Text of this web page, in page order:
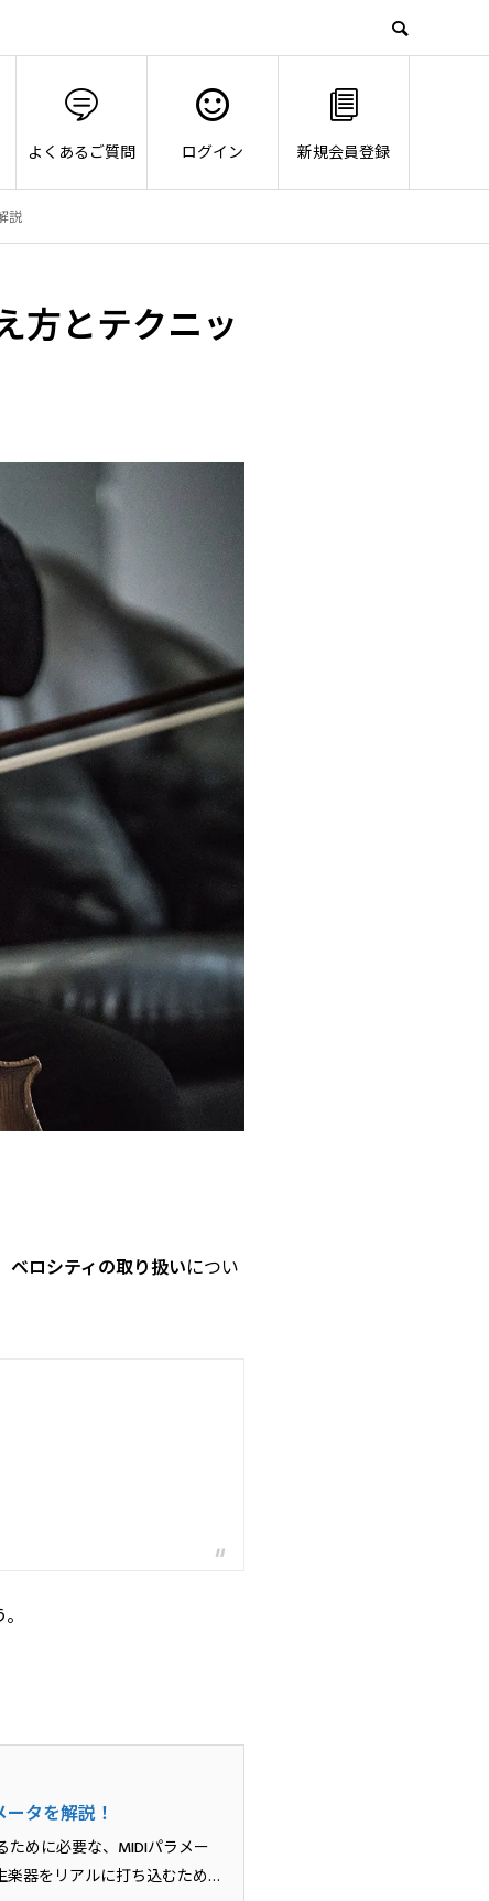
よくあるご質問 ログイン 新規会員登録
説
方とテクニッ
ベロシティの取り扱いについ
タを解説！
めに必要な、MIDIパラメー
器をリアルに打ち込むため